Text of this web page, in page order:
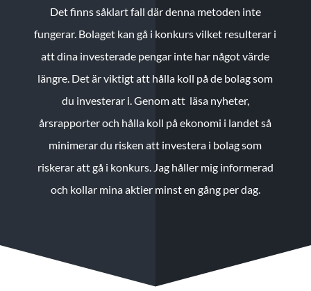
Det finns såklart fall där denna metoden inte
fungerar. Bolaget kan gå i konkurs vilket resulterar i
att dina investerade pengar inte har något värde
längre. Det är viktigt att hålla koll på de bolag som
du investerar i. Genom att läsa nyheter,
årsrapporter och hålla koll på ekonomi i landet så
minimerar du risken att investera i bolag som
riskerar att gå i konkurs. Jag håller mig informerad
och kollar mina aktier minst en gång per dag.